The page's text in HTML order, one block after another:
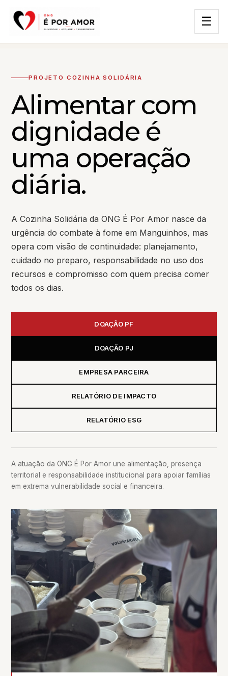
☰
PROJETO COZINHA SOLIDÁRIA
Alimentar com
dignidade é
uma operação
diária.
A Cozinha Solidária da ONG É Por Amor nasce da
urgência do combate à fome em Manguinhos, mas
opera com visão de continuidade: planejamento,
cuidado no preparo, responsabilidade no uso dos
recursos e compromisso com quem precisa comer
todos os dias.
DOAÇÃO PF
DOAÇÃO PJ
EMPRESA PARCEIRA
RELATÓRIO DE IMPACTO
RELATÓRIO ESG
A atuação da ONG É Por Amor une alimentação, presença
territorial e responsabilidade institucional para apoiar famílias
em extrema vulnerabilidade social e financeira.